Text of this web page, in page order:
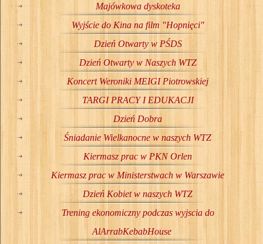
Majówkowa dyskoteka
Wyjście do Kina na film "Hopnięci"
Dzień Otwarty w PŚDS
Dzień Otwarty w Naszych WTZ
Koncert Weroniki MEIGI Piotrowskiej
TARGI PRACY I EDUKACJI
Dzień Dobra
Śniadanie Wielkanocne w naszych WTZ
Kiermasz prac w PKN Orlen
Kiermasz prac w Ministerstwach w Warszawie
Dzień Kobiet w naszych WTZ
Trening ekonomiczny podczas wyjscia do
AlArrabKebabHouse